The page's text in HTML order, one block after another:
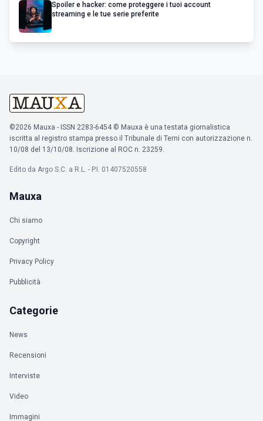
Spoiler e hacker: come proteggere i tuoi account
streaming e le tue serie preferite
©2026 Mauxa - ISSN 2283-6454 © Mauxa è una testata giornalistica
iscritta al registro stampa presso il Tribunale di Terni con autorizzazione n.
10/08 del 13/10/08. Iscrizione al ROC n. 23259.
Edito da Argo S.C. a R.L. - P.I. 01407520558
Mauxa
Chi siamo
Copyright
Privacy Policy
Pubblicità
Categorie
News
Recensioni
Interviste
Video
Immagini